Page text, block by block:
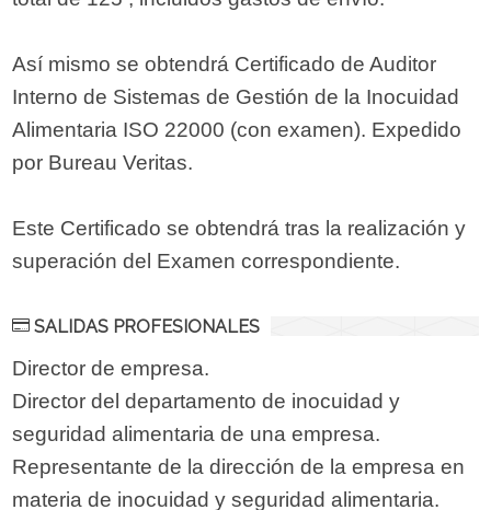
Así mismo se obtendrá Certificado de Auditor
Interno de Sistemas de Gestión de la Inocuidad
Alimentaria ISO 22000 (con examen). Expedido
por Bureau Veritas.
Este Certificado se obtendrá tras la realización y
superación del Examen correspondiente.
SALIDAS PROFESIONALES
Director de empresa.
Director del departamento de inocuidad y
seguridad alimentaria de una empresa.
Representante de la dirección de la empresa en
materia de inocuidad y seguridad alimentaria.